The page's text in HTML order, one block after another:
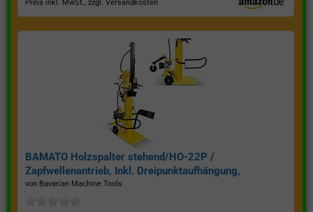
Preis inkl. MwSt., zzgl. Versandkosten
BAMATO Holzspalter stehend/HO-22P /
Zapfwellenantrieb, Inkl. Dreipunktaufhängung,
Spaltkraft 22 Tonnen*
von Bavarian Machine Tools